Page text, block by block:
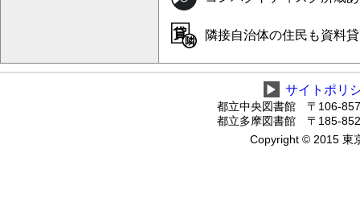
隣接自治体の住民も資料
▶ サイトポリ
都立中央図書館 〒106-
都立多摩図書館 〒185-
Copyright © 2015 東